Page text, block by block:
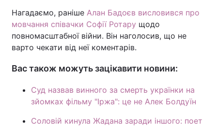
Нагадаємо, раніше Алан Бадоєв висловився про
мовчання співачки Софії Ротару щодо
повномасштабної війни. Він наголосив, що не
варто чекати від неї коментарів.
Вас також можуть зацікавити новини:
Суд назвав винного за смерть українки на
зйомках фільму "Іржа": це не Алек Болдуїн
Соловій кинула Жадана заради іншого: поет